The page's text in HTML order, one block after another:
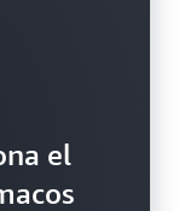
el